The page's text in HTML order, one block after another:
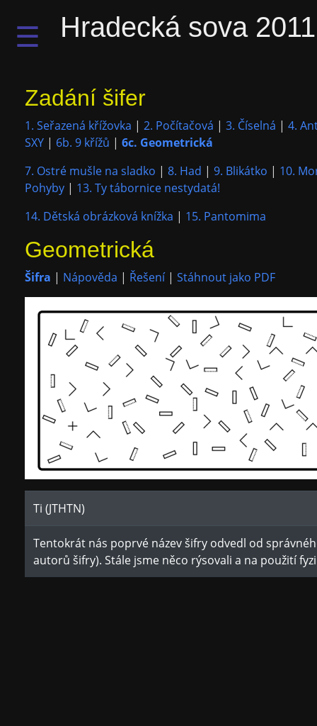
☰ Hradecká sova 2011
Zadání šifer
1. Seřazená křížovka | 2. Počítačová | 3. Číselná | 4.
SXY | 6b. 9 křížů | 6c. Geometrická
7. Ostré mušle na sladko | 8. Had | 9. Blikátko | 10.
Pohyby | 13. Ty tábornice nestydatá!
14. Dětská obrázková knížka | 15. Pantomima
Geometrická
Šifra | Nápověda | Řešení| Stáhnout jako PDF
Ti (JTHTN)
Tentokrát nás poprvé název šifry odvedl od
autorů šifry). Stále jsme něco rýsovali a na použití